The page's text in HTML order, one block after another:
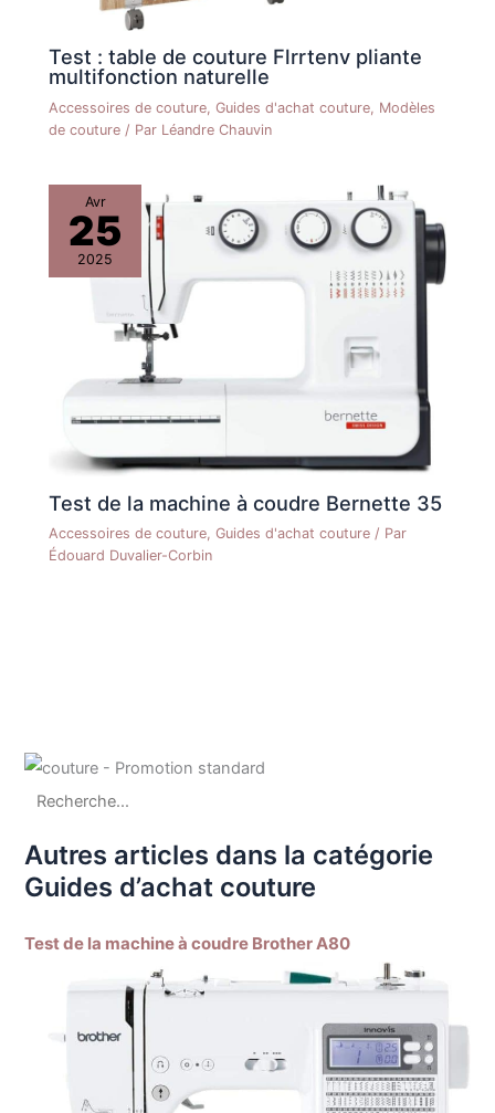
Test : table de couture Flrrtenv pliante
multifonction naturelle
Accessoires de couture ,Guides d'achat couture Modèles
de couture / Par Léandre Chauvin
Avr
25
2025
Test de la machine à coudre Bernette 35
Accessoires de couture,Guides d'achat couture / Par
Édouard Duvalier-Corbin
Autres articles dans la catégorie
Guides d’achat couture
Test de la machine à coudre Brother A80